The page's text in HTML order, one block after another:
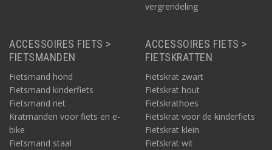
vergrendeling
ACCESSOIRES FIETS >
FIETSMANDEN
Fietsmand hond
Fietsmand kinderfiets
Fietsmand riet
Kratmanden voor fiets en e-
bike
Fietsmand staal
ACCESSOIRES FIETS >
FIETSKRATTEN
Fietskrat zwart
Fietskrat hout
Fietskrathoes
Fietskrat voor de kinderfiets
Fietskrat klein
Fietskrat wit